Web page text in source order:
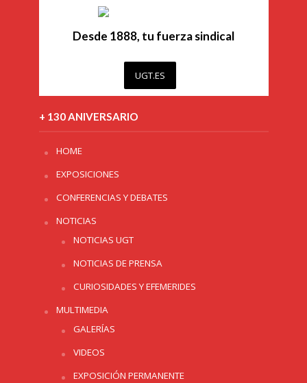
Desde 1888, tu fuerza sindical
UGT.ES
+ 130 ANIVERSARIO
HOME
EXPOSICIONES
CONFERENCIAS Y DEBATES
NOTICIAS
NOTICIAS UGT
NOTICIAS DE PRENSA
CURIOSIDADES Y EFEMERIDES
MULTIMEDIA
GALERÍAS
VIDEOS
EXPOSICIÓN PERMANENTE